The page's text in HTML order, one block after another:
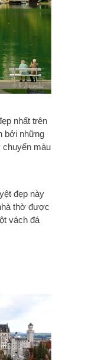
nhất trên
bởi những
màu
đẹp này
thờ được
vách đá